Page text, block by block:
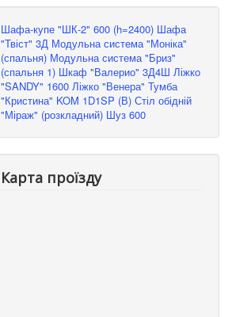
Шафа-купе "ШК-2" 600 (h=2400) Шафа
"Твіст" 3Д Модульна система "Моніка"
(спальня) Модульна система "Бриз"
(спальня 1) Шкаф "Валерио" 3Д4Ш Ліжко
"SANDY" 1600 Ліжко "Венера" Тумба
"Кристина" KOM 1D1SP (В) Стіл обідній
"Міраж" (розкладний) Шуз 600
Карта проїзду